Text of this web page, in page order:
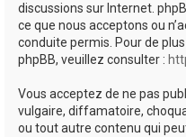
discussions sur Internet.
ce que nous acceptons ou
conduite permis. Pour de
phpBB, veuillez consulter :
Vous acceptez de ne pas
vulgaire, diffamatoire,
ou tout autre contenu qui